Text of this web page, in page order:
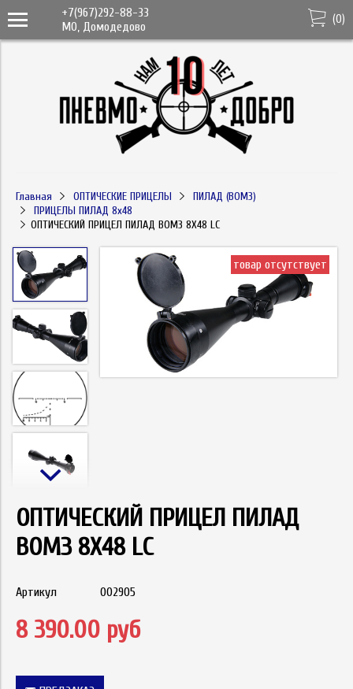
+7(967)292-88-33
МО, Домодедово
(0)
Главная ОПТИЧЕСКИЕ ПРИЦЕЛЫ
ПИЛАД (ВОМЗ)
ПРИЦЕЛЫ ПИЛАД 8х48
ОПТИЧЕСКИЙ ПРИЦЕЛ ПИЛАД ВОМЗ 8X48 LC
товар отсутствует
ОПТИЧЕСКИЙ ПРИЦЕЛ ПИЛАД
ВОМЗ 8X48 LC
Артикул 002905
8 390.00 руб